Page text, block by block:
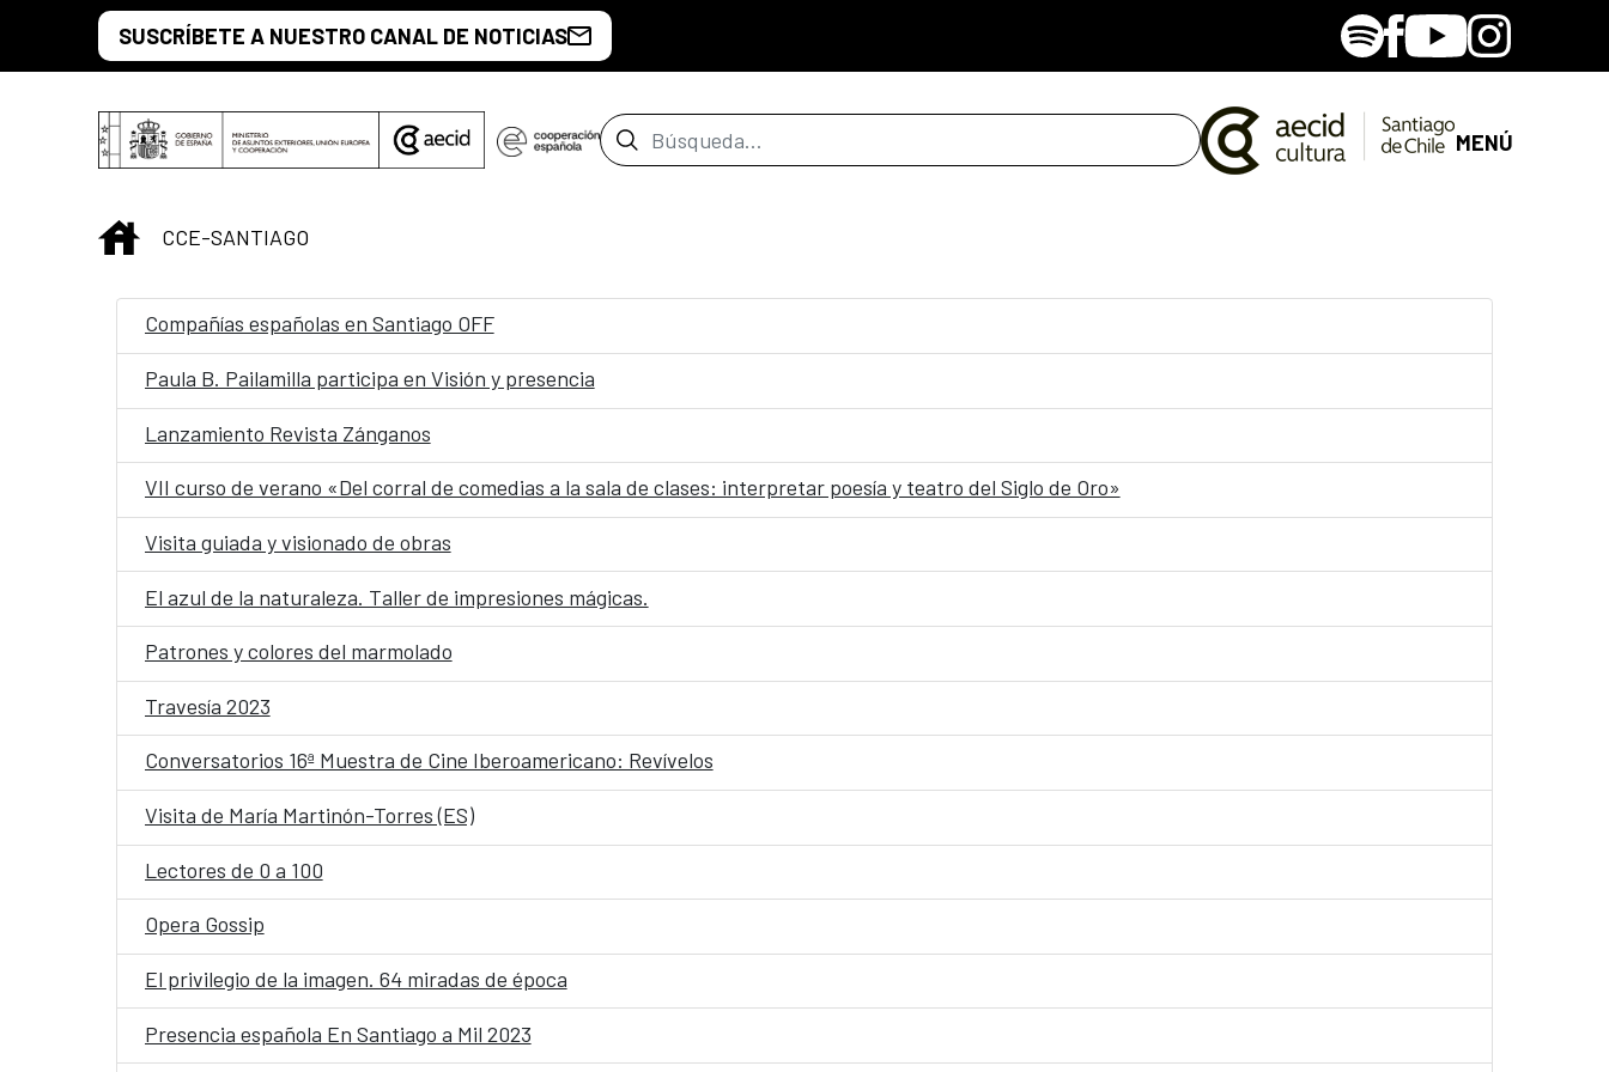
Saltar al contenido principal
SUSCRÍBETE A NUESTRO CANAL DE NOTICIAS SpotifyFacebook
YoutubeInstagram
Barra de búsqueda MENÚ
INICIO
CCE-SANTIAGO
Compañías españolas en Santiago OFF
Paula B. Pailamilla participa en Visión y presencia
Lanzamiento Revista Zánganos
VII curso de verano «Del corral de comedias a la sala de clases: interpretar poesía y teatro del Siglo de Oro»
Visita guiada y visionado de obras
El azul de la naturaleza. Taller de impresiones mágicas.
Patrones y colores del marmolado
Travesía 2023
Conversatorios 16ª Muestra de Cine Iberoamericano: Revívelos
Visita de María Martinón-Torres (ES)
Lectores de 0 a 100
Opera Gossip
El privilegio de la imagen. 64 miradas de época
Presencia española En Santiago a Mil 2023